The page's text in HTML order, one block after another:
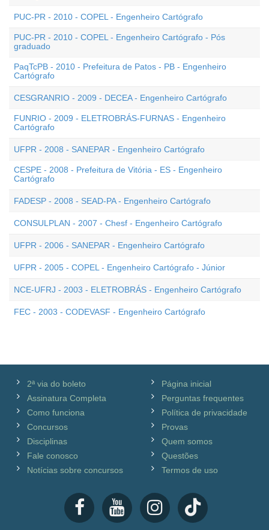
PUC-PR - 2010 - COPEL - Engenheiro Cartógrafo
PUC-PR - 2010 - COPEL - Engenheiro Cartógrafo - Pós
graduado
PaqTcPB - 2010 - Prefeitura de Patos - PB - Engenheiro
Cartógrafo
CESGRANRIO - 2009 - DECEA - Engenheiro Cartógrafo
FUNRIO - 2009 - ELETROBRÁS-FURNAS - Engenheiro
Cartógrafo
UFPR - 2008 - SANEPAR - Engenheiro Cartógrafo
CESPE - 2008 - Prefeitura de Vitória - ES - Engenheiro
Cartógrafo
FADESP - 2008 - SEAD-PA - Engenheiro Cartógrafo
CONSULPLAN - 2007 - Chesf - Engenheiro Cartógrafo
UFPR - 2006 - SANEPAR - Engenheiro Cartógrafo
UFPR - 2005 - COPEL - Engenheiro Cartógrafo - Júnior
NCE-UFRJ - 2003 - ELETROBRÁS - Engenheiro Cartógrafo
FEC - 2003 - CODEVASF - Engenheiro Cartógrafo
2ª via do boleto
Assinatura Completa
Como funciona
Concursos
Disciplinas
Fale conosco
Notícias sobre concursos
Página inicial
Perguntas frequentes
Política de privacidade
Provas
Quem somos
Questões
Termos de uso